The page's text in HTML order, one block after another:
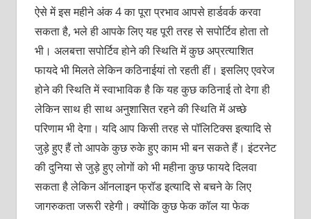
ऐसे में इस महीने अंक 4 का पूरा प्रभाव आपसे हार्डवर्क करवा
सकता है, भले ही आपके लिए यह पूरी तरह से सपोर्टिव होता तो
भी। अलबत्ता सपोर्टिव होने की स्थिति में कुछ अप्रत्याशित
फायदे भी मिलते लेकिन कठिनाईयां तो रहती हीं। इसलिए एवरेज
होने की स्थिति में स्वाभाविक है कि यह कुछ कठिनाई तो देगा ही
लेकिन साथ ही साथ अनुशासित रहने की स्थिति में अच्छे
परिणाम भी देगा। यदि आप किसी तरह से पॉलिटिक्स इत्यादि से
जुड़े हुए हैं तो आपके कुछ रुके हुए काम भी बन सकते हैं। इंटरनेट
की दुनिया से जुड़े हुए लोगों को भी महीना कुछ फायदे दिलवा
सकता है लेकिन ऑनलाइन फ्रॉड इत्यादि से बचने के लिए
जागरुकता जरूरी रहेगी। क्योंकि कुछ फेक कॉल या फेक